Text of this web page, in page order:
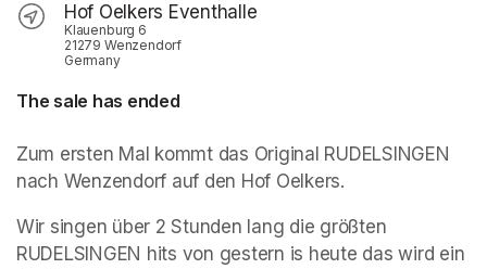
Hof Oelkers Eventhalle
Klauenburg 6
21279 Wenzendorf
Germany
The sale has ended
Zum ersten Mal kommt das Original RUDELSINGEN
nach Wenzendorf auf den Hof Oelkers.
Wir singen über 2 Stunden lang die größten
RUDELSINGEN hits von gestern is heute das wird ein